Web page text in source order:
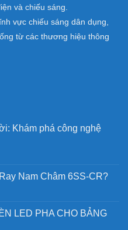
và chiếu sáng.
vực chiếu sáng dân dụng,
từ các thương hiệu thông
Khám phá công nghệ
Nam Châm 6SS-CR?
LED PHA CHO BẢNG